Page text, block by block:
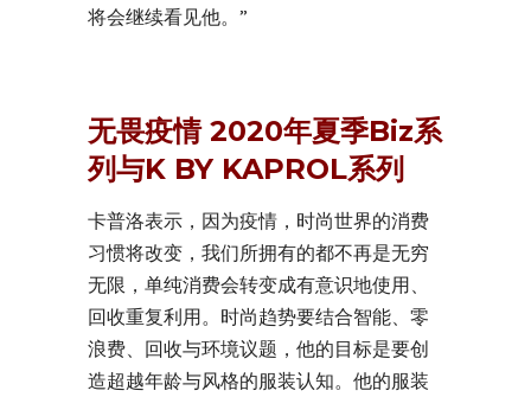
将会继续看见他。”
无畏疫情 2020年夏季Biz系
列与K BY KAPROL系列
卡普洛表示，因为疫情，时尚世界的消费
习惯将改变，我们所拥有的都不再是无穷
无限，单纯消费会转变成有意识地使用、
回收重复利用。时尚趋势要结合智能、零
浪费、回收与环境议题，他的目标是要创
造超越年龄与风格的服装认知。他的服装